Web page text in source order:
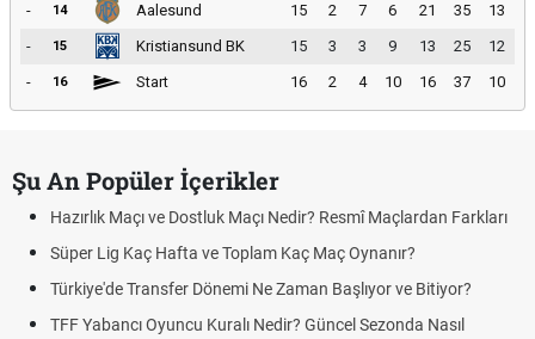
-
14 Aalesund 15 2 7 6 21 35
13
-
15 Kristiansund BK 15 3 3 9 13 25
12
-
16 Start 16 2 4 10 16 37 10
Şu An Popüler İçerikler
Hazırlık Maçı ve Dostluk Maçı Nedir? Resmî Maçlardan Farkları
Süper Lig Kaç Hafta ve Toplam Kaç Maç Oynanır?
Türkiye'de Transfer Dönemi Ne Zaman Başlıyor ve Bitiyor?
TFF Yabancı Oyuncu Kuralı Nedir? Güncel Sezonda Nasıl